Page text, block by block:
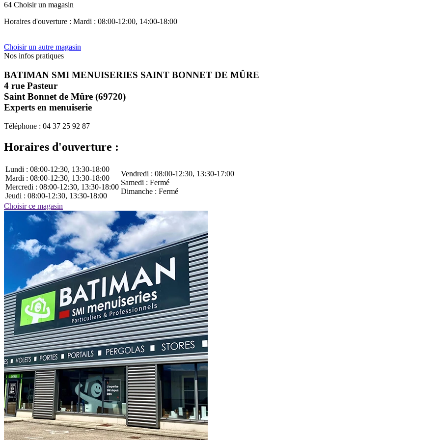
64 Choisir un magasin
Horaires d'ouverture : Mardi : 08:00-12:00, 14:00-18:00
Choisir un autre magasin
Nos infos pratiques
BATIMAN SMI MENUISERIES SAINT BONNET DE MÛRE
4 rue Pasteur
Saint Bonnet de Mûre (69720)
Experts en menuiserie
Téléphone : 04 37 25 92 87
Horaires d'ouverture :
Lundi : 08:00-12:30, 13:30-18:00
Mardi : 08:00-12:30, 13:30-18:00
Mercredi : 08:00-12:30, 13:30-18:00
Jeudi : 08:00-12:30, 13:30-18:00
Vendredi : 08:00-12:30, 13:30-17:00
Samedi : Fermé
Dimanche : Fermé
Choisir ce magasin